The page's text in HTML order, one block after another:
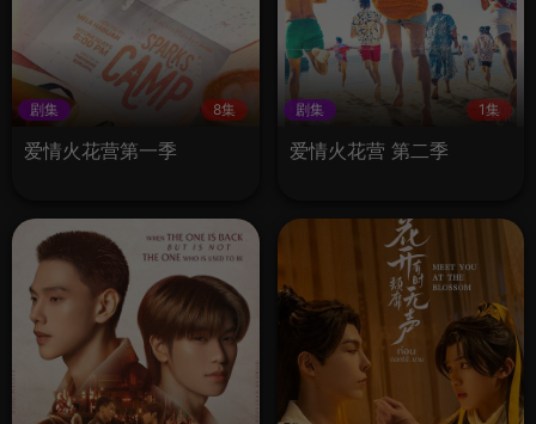
剧集 8集
爱情火花营第一季
剧集 1集
爱情火花营 第二季